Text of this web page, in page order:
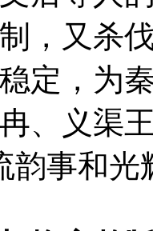
，又杀
定，为
、义渠
韵事和